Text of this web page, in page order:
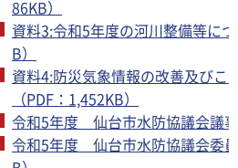
86KB）
資料3:令和5年度の河川整備等に
B）
資料4:防災気象情報の改善及びこ
（PDF：1,452KB）
令和5年度 仙台市水防協議会議
令和5年度 仙台市水防協議会委